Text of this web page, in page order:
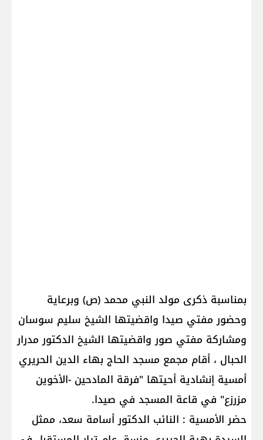
بمناسبة ذكرى مولد النبي محمد (ص) وبرعاية
وحضور مفتي صيدا واقضيتها الشيخ سليم سوسان
ومشاركة مفتي صور واقضيتها الشيخ الدكتور مدرار
الحبال ، أقام مجمع مسجد الحاج بهاء الدين الحريري
أمسية إنشادية أحيتها "فرقة المادحين -الأخوين
مزرزع" في قاعة المسجد في صيدا.
حضر الأمسية : النائب الدكتور أسامة سعد، ممثل